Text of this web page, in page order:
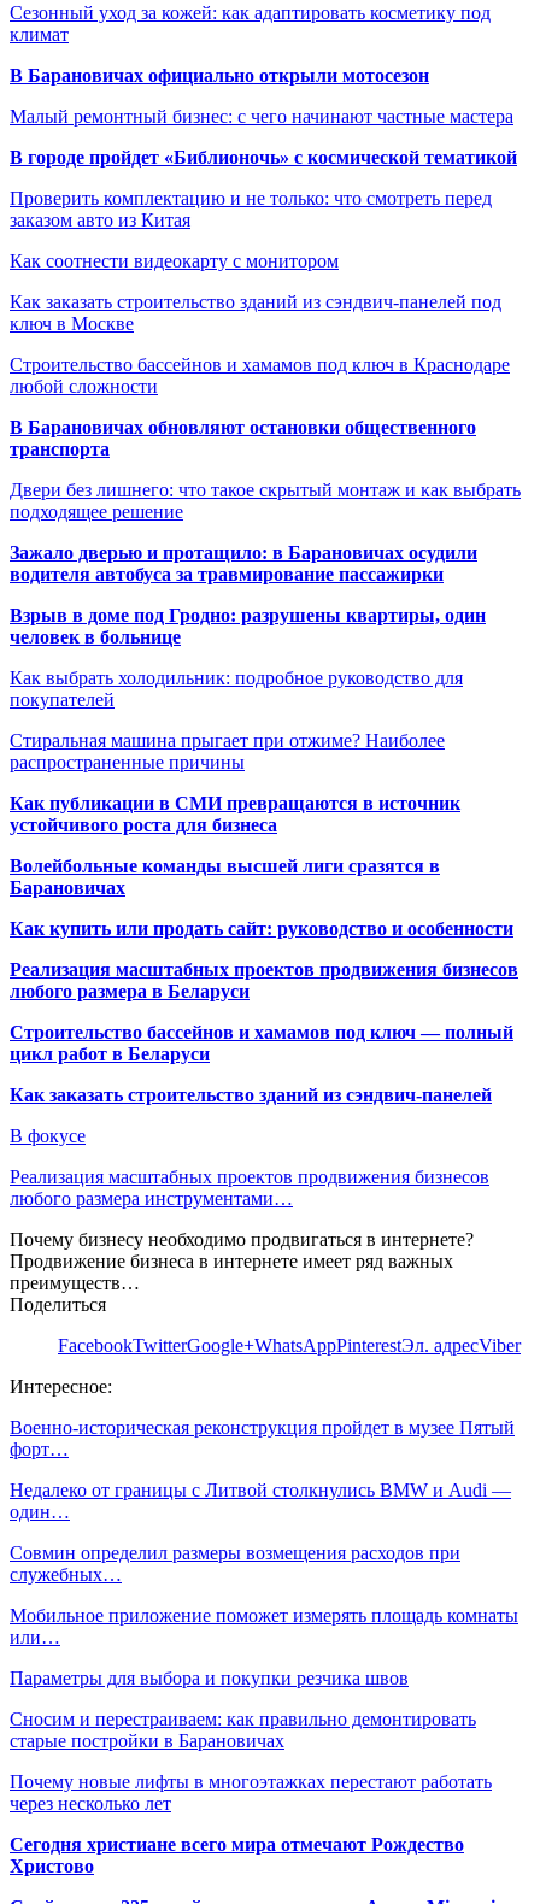
Сезонный уход за кожей: как адаптировать косметику под
климат
В Барановичах официально открыли мотосезон
Малый ремонтный бизнес: с чего начинают частные мастера
В городе пройдет «Библионочь» с космической тематикой
Проверить комплектацию и не только: что смотреть перед
заказом авто из Китая
Как соотнести видеокарту с монитором
Как заказать строительство зданий из сэндвич-панелей под
ключ в Москве
Строительство бассейнов и хамамов под ключ в Краснодаре
любой сложности
В Барановичах обновляют остановки общественного
транспорта
Двери без лишнего: что такое скрытый монтаж и как выбрать
подходящее решение
Зажало дверью и протащило: в Барановичах осудили
водителя автобуса за травмирование пассажирки
Взрыв в доме под Гродно: разрушены квартиры, один
человек в больнице
Как выбрать холодильник: подробное руководство для
покупателей
Стиральная машина прыгает при отжиме? Наиболее
распространенные причины
Как публикации в СМИ превращаются в источник
устойчивого роста для бизнеса
Волейбольные команды высшей лиги сразятся в
Барановичах
Как купить или продать сайт: руководство и особенности
Реализация масштабных проектов продвижения бизнесов
любого размера в Беларуси
Строительство бассейнов и хамамов под ключ — полный
цикл работ в Беларуси
Как заказать строительство зданий из сэндвич-панелей
В фокусе
Реализация масштабных проектов продвижения бизнесов
любого размера инструментами…
Почему бизнесу необходимо продвигаться в интернете?
Продвижение бизнеса в интернете имеет ряд важных
преимуществ…
Поделиться
FacebookTwitterGoogle+WhatsAppPinterestЭл. адресViber
Интересное:
Военно-историческая реконструкция пройдет в музее Пятый
форт…
Недалеко от границы с Литвой столкнулись BMW и Audi —
один…
Совмин определил размеры возмещения расходов при
служебных…
Мобильное приложение поможет измерять площадь комнаты
или…
Параметры для выбора и покупки резчика швов
Сносим и перестраиваем: как правильно демонтировать
старые постройки в Барановичах
Почему новые лифты в многоэтажках перестают работать
через несколько лет
Сегодня христиане всего мира отмечают Рождество
Христово